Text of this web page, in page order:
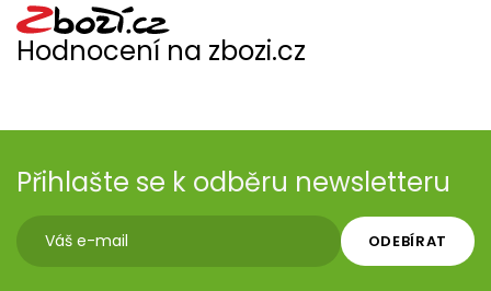
Hodnocení na zbozi.cz
Přihlašte se k odběru newsletteru
ODEBÍRAT